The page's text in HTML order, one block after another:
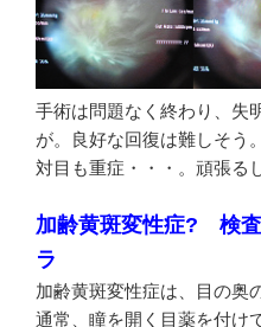
手術は問題なく終わり、失
が。良好な回復は難しそう
対目も重症・・・。頑張る
加齢黄斑変性症? 検
ラ
加齢黄斑変性症は、目の奥
通常、瞳を開く目薬を付け